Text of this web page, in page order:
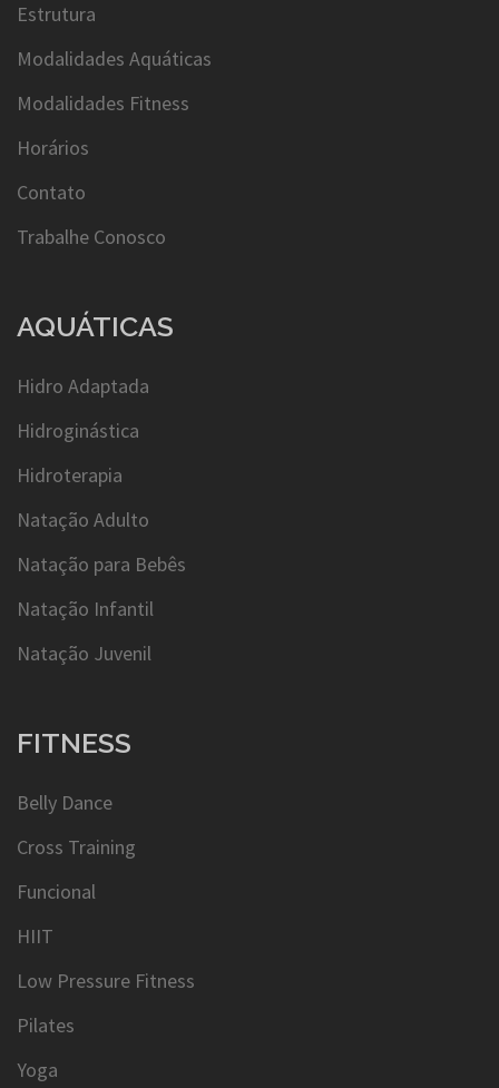
Estrutura
Modalidades Aquáticas
Modalidades Fitness
Horários
Contato
Trabalhe Conosco
AQUÁTICAS
Hidro Adaptada
Hidroginástica
Hidroterapia
Natação Adulto
Natação para Bebês
Natação Infantil
Natação Juvenil
FITNESS
Belly Dance
Cross Training
Funcional
HIIT
Low Pressure Fitness
Pilates
Yoga